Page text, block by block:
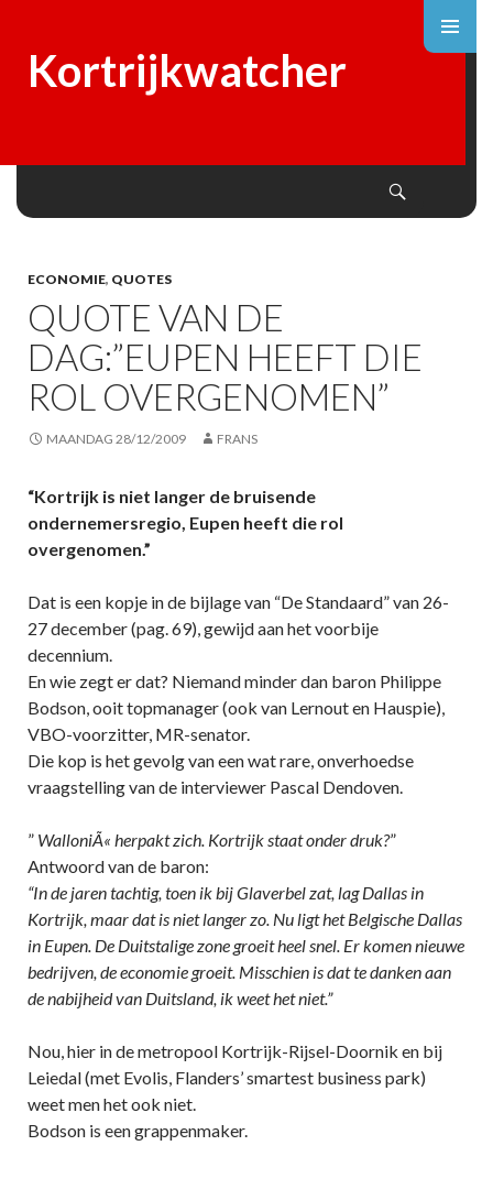
Kortrijkwatcher
ECONOMIE, QUOTES
QUOTE VAN DE
DAG:”EUPEN HEEFT DIE
ROL OVERGENOMEN”
MAANDAG 28/12/2009 FRANS
“Kortrijk is niet langer de bruisende
ondernemersregio, Eupen heeft die rol
overgenomen.”
Dat is een kopje in de bijlage van “De Standaard” van 26-
27 december (pag. 69), gewijd aan het voorbije
decennium.
En wie zegt er dat? Niemand minder dan baron Philippe
Bodson, ooit topmanager (ook van Lernout en Hauspie),
VBO-voorzitter, MR-senator.
Die kop is het gevolg van een wat rare, onverhoedse
vraagstelling van de interviewer Pascal Dendoven.
” WalloniÃ« herpakt zich. Kortrijk staat onder druk?”
Antwoord van de baron:
“In de jaren tachtig, toen ik bij Glaverbel zat, lag Dallas in
Kortrijk, maar dat is niet langer zo. Nu ligt het Belgische Dallas
in Eupen. De Duitstalige zone groeit heel snel. Er komen nieuwe
bedrijven, de economie groeit. Misschien is dat te danken aan
de nabijheid van Duitsland, ik weet het niet.”
Nou, hier in de metropool Kortrijk-Rijsel-Doornik en bij
Leiedal (met Evolis, Flanders’ smartest business park)
weet men het ook niet.
Bodson is een grappenmaker.